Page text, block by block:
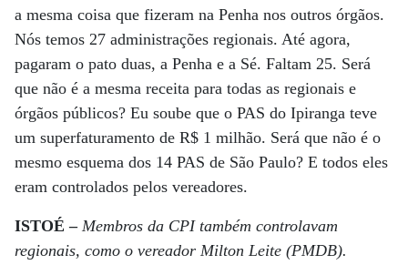
a mesma coisa que fizeram na Penha nos outros órgãos.
Nós temos 27 administrações regionais. Até agora,
pagaram o pato duas, a Penha e a Sé. Faltam 25. Será
que não é a mesma receita para todas as regionais e
órgãos públicos? Eu soube que o PAS do Ipiranga teve
um superfaturamento de R$ 1 milhão. Será que não é o
mesmo esquema dos 14 PAS de São Paulo? E todos eles
eram controlados pelos vereadores.
ISTOÉ –Membros da CPI também controlavam
regionais, como o vereador Milton Leite (PMDB).